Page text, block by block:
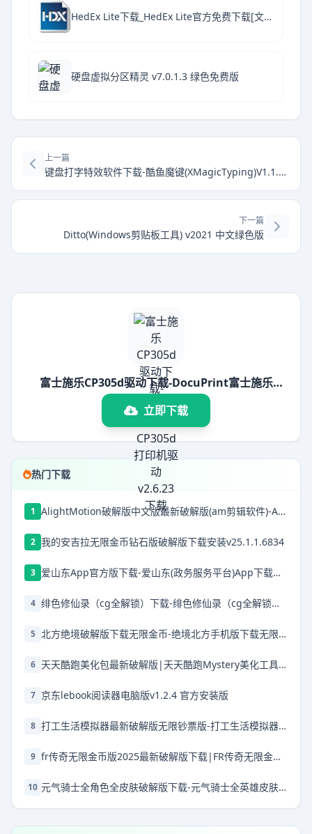
HedEx Lite下载_HedEx Lite官方免费下载[文档阅读]
硬盘虚拟分区精灵 v7.0.1.3 绿色免费版
上一篇
键盘打字特效软件下载-酷鱼魔键(XMagicTyping)V1.1.0.40 绿色版
下一篇
Ditto(Windows剪贴板工具) v2021 中文绿色版
富士施乐CP305d驱动下载-DocuPrint富士施乐
CP305d打印机驱动 v2.6.23下载
立即下载
热门下载
1 AlightMotion破解版中文版最新破解版(am剪辑软件)-AlightMotion中文版下载破解版v5.0.272.1028368
2 我的安吉拉无限金币钻石版破解版下载安装v25.1.1.6834
3 爱山东App官方版下载-爱山东(政务服务平台)App下载安装 v5.1.0安卓版
4 绯色修仙录（cg全解锁）下载-绯色修仙录（cg全解锁）安卓下载
5 北方绝境破解版下载无限金币-绝境北方手机版下载无限金币v2.00.20无限兵力版
6 天天酷跑美化包最新破解版|天天酷跑Mystery美化工具 V666.0 免费版下载
7 京东lebook阅读器电脑版v1.2.4 官方安装版
8 打工生活模拟器最新破解版无限钞票版-打工生活模拟器破解版2025最新破解版本下载v2.0.67破解版下载无限钱免广告2025
9 fr传奇无限金币版2025最新破解版下载|FR传奇无限金币版最新破解版2025 V0.3.6 安卓版下载
10 元气骑士全角色全皮肤破解版下载-元气骑士全英雄皮肤解锁版最新破解版下载 v7.1.0安卓版